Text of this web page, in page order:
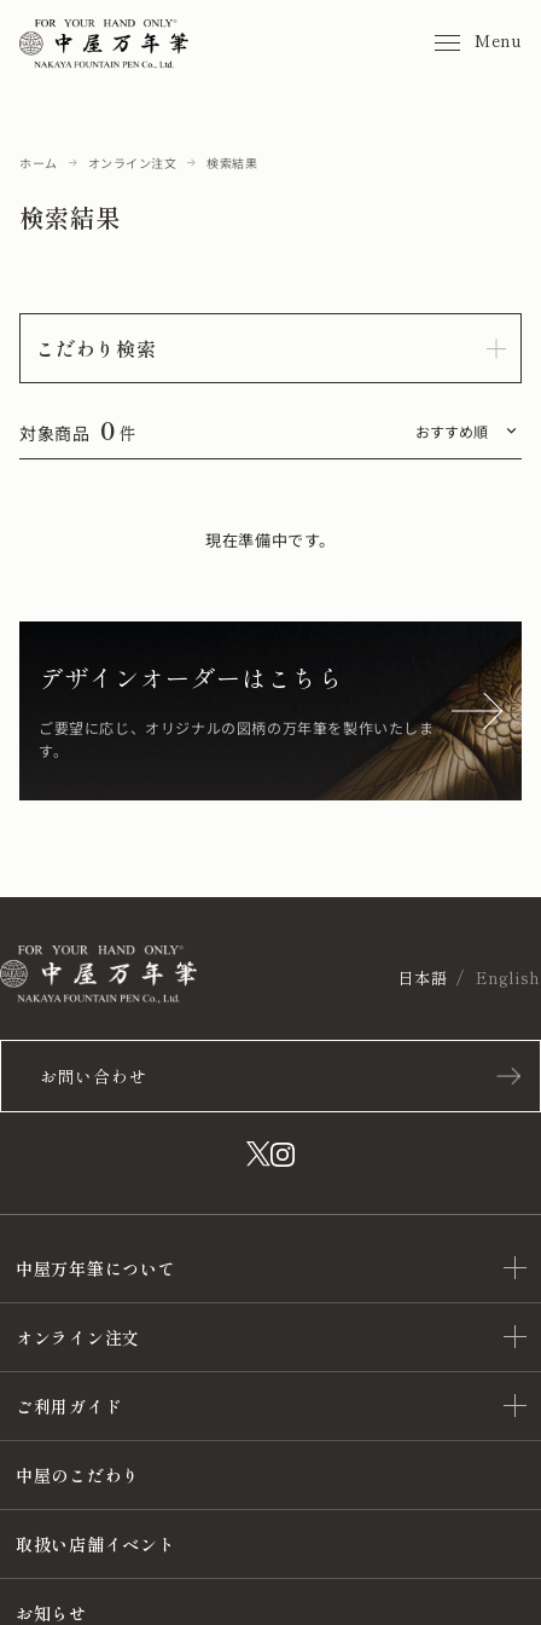
Menu
ホーム オンライン注文 検索結果
検索結果
こだわり検索
対象商品 0 件
現在準備中です。
デザインオーダーはこちら
ご要望に応じ、オリジナルの図柄の万年筆を製作いたしま
す。
お問い合わせ
日本語 English
中屋万年筆について
オンライン注文
ご利用ガイド
中屋のこだわり
取扱い店舗イベント
お知らせ